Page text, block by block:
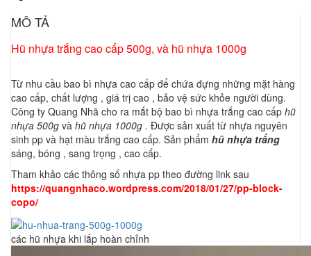
MÔ TẢ
Hũ nhựa trắng cao cấp 500g, và hũ nhựa 1000g
Từ nhu cầu bao bì nhựa cao cấp để chứa đựng những mặt hàng
cao cấp, chất lượng , giá trị cao , bảo vệ sức khỏe người dùng.
Công ty Quang Nhã cho ra mắt bộ bao bì nhựa trắng cao cấp hũ
nhựa 500g và hũ nhựa 1000g . Được sản xuất từ nhựa nguyên
sinh pp và hạt màu trắng cao cấp. Sản phẩm hũ nhựa trắng
sáng, bóng , sang trọng , cao cấp.
Tham khảo các thông số nhựa pp theo đường link sau
https://quangnhaco.wordpress.com/2018/01/27/pp-block-
copo/
các hũ nhựa khi lắp hoàn chỉnh